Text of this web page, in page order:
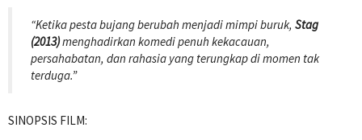
“Ketika pesta bujang berubah menjadi mimpi buruk, Stag
(2013)menghadirkan komedi penuh kekacauan,
persahabatan, dan rahasia yang terungkap di momen tak
terduga.”
SINOPSIS FILM: